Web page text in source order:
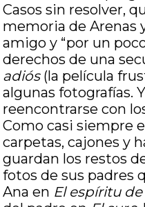
Casos sin resolver,
memoria de Arenas
amigo y “por un
derechos de una
adiós(la película
algunas fotografías.
reencontrarse con
Como casi siempre
carpetas, cajones y
guardan los restos
fotos de sus padres
Ana en El espíritu